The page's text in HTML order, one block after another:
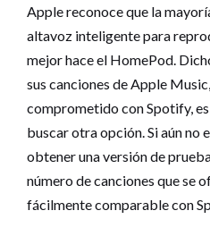
Apple reconoce que la
altavoz inteligente para
mejor hace el HomePod.
sus canciones de Apple
comprometido con Spotify,
buscar otra opción. Si aún no
obtener una versión de
número de canciones que se
fácilmente comparable con